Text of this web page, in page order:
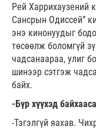
Рей Харрихаузений
Сансрын Одиссей”
энэ кинонуудыг
төсөөлж боломгүй
чадсанаараа, улиг
шинээр сэтгэж
байх.
-Бүр хүүхэд
-Тэгэлгүй яахав.